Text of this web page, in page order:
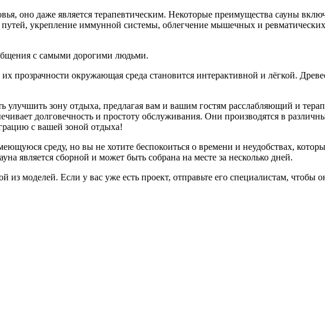
оно даже является терапевтическим. Некоторые преимущества сауны
укрепление иммунной системы, облегчение мышечных и
с самыми дорогими людьми.
прозрачности окружающая среда становится интерактивной и лёгкой.
улучшить зону отдыха, предлагая вам и вашим гостям расслабляющий и
долговечность и простоту обслуживания. Они производятся в
с вашей зоной отдыха!
среду, но вы не хотите беспокоиться о времени и неудобствах,
является сборной и может быть собрана на месте за несколько дней.
моделей. Если у вас уже есть проект, отправьте его специалистам, чтобы